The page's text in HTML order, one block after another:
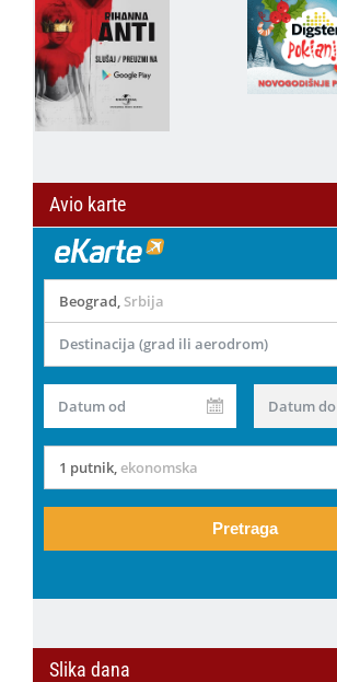
Avio karte
Beograd, Srbija
Destinacija (grad ili aerodrom)
Datum od Datum do
1 putnik,ekonomska
Pretraga
Slika dana